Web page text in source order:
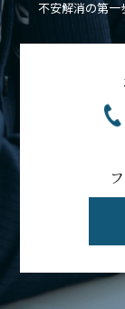
不安解消の第一